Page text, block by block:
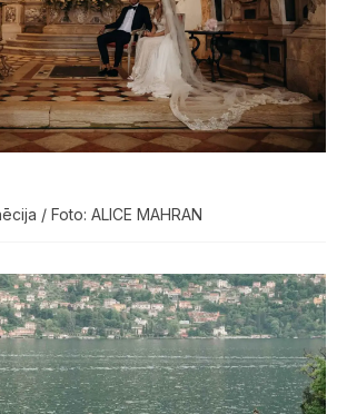
/ Foto: ALICE MAHRAN